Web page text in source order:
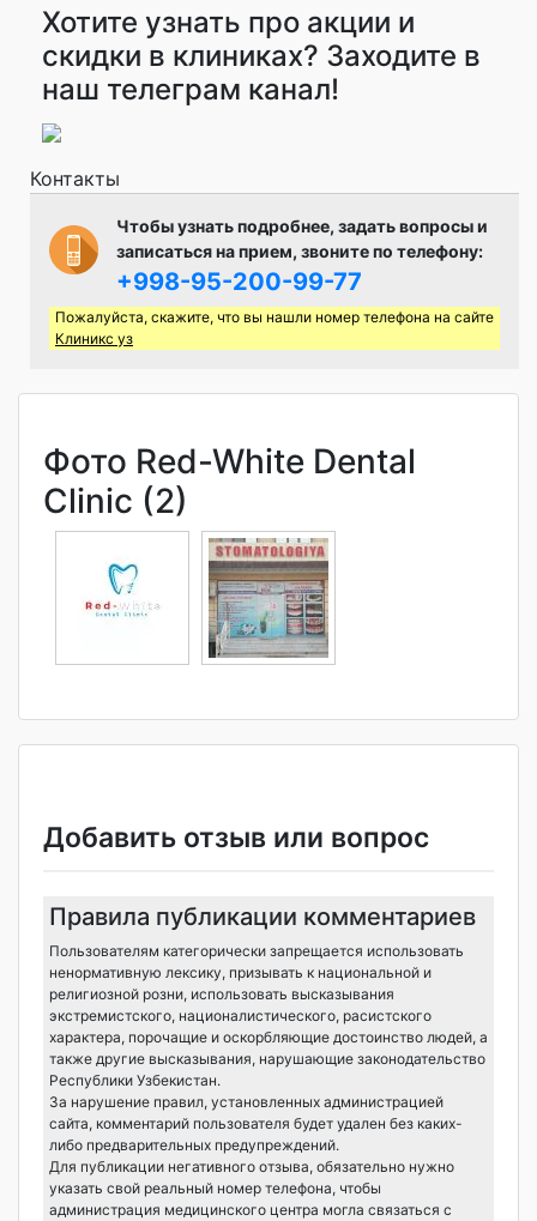
Хотите узнать про акции и
скидки в клиниках? Заходите в
наш телеграм канал!
Контакты
Чтобы узнать подробнее, задать вопросы и
записаться на прием, звоните по телефону:
+998-95-200-99-77
Пожалуйста, скажите, что вы нашли номер телефона на сайте
Клиникс уз
Фото Red-White Dental
Clinic (2)
Добавить отзыв или вопрос
Правила публикации комментариев
Пользователям категорически запрещается использовать
ненормативную лексику, призывать к национальной и
религиозной розни, использовать высказывания
экстремистского, националистического, расистского
характера, порочащие и оскорбляющие достоинство людей, а
также другие высказывания, нарушающие законодательство
Республики Узбекистан.
За нарушение правил, установленных администрацией
сайта, комментарий пользователя будет удален без каких-
либо предварительных предупреждений.
Для публикации негативного отзыва, обязательно нужно
указать свой реальный номер телефона, чтобы
администрация медицинского центра могла связаться с